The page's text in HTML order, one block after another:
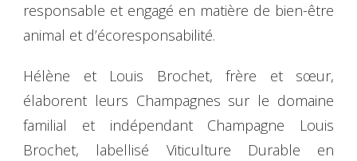
responsable et engagé en matière de bien-être
animal et d’écoresponsabilité.
Hélène et Louis Brochet, frère et sœur,
élaborent leurs Champagnes sur le domaine
familial et indépendant Champagne Louis
Brochet, labellisé Viticulture Durable en